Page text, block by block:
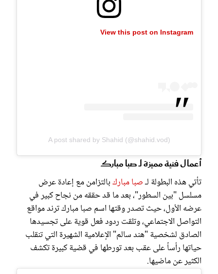
View this post on Instagram
A post shared by Shahid (@shahid.vod)
أعمال فنية مميزة لـ صبا مبارك
تأتي هذه البطولة لـصبا مباركبالتزامن مع إعادة عرض
مسلسل "بين السطور"، بعد ما قد حققه من نجاح كبير في
عرضه الأول، حيث تصدر وقتها اسم صبا مبارك ترند مواقع
التواصل الاجتماعي، وتلقت ردود فعل قوية على تجسيدها
الصادق لشخصية "هند سالم" الإعلامية الشهيرة التي تنقلب
حياتها رأساً على عقب بعد تورطها في قضية كبيرة تكشف
الكثير عن ماضيها.